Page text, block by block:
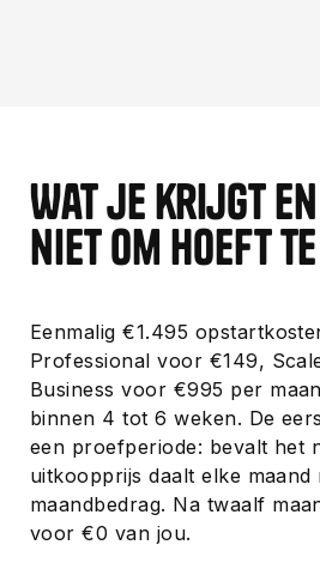
Wat je krijgt en
niet om hoeft
Eenmalig €1.495
Professional voor €149,
Business voor €995 per
binnen 4 tot 6 weken. De
een proefperiode: bevalt het
uitkoopprijs daalt elke maand
maandbedrag. Na twaalf
voor €0 van jou.